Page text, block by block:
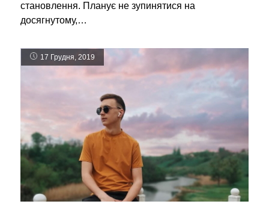
становлення. Планує не зупинятися на
досягнутому,…
17 Грудня, 2019